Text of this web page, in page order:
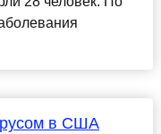
в США